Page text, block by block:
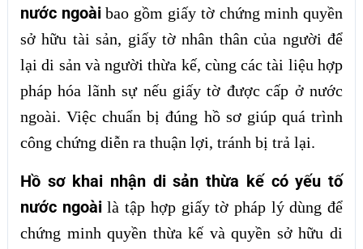
nước ngoàibao gồm giấy tờ chứng minh quyền
sở hữu tài sản, giấy tờ nhân thân của người để
lại di sản và người thừa kế, cùng các tài liệu hợp
pháp hóa lãnh sự nếu giấy tờ được cấp ở nước
ngoài. Việc chuẩn bị đúng hồ sơ giúp quá trình
công chứng diễn ra thuận lợi, tránh bị trả lại.
Hồ sơ khai nhận di sản thừa kế có yếu tố
nước ngoàilà tập hợp giấy tờ pháp lý dùng để
chứng minh quyền thừa kế và quyền sở hữu di